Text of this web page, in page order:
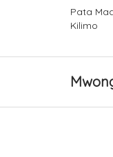
Pata
Kilimo